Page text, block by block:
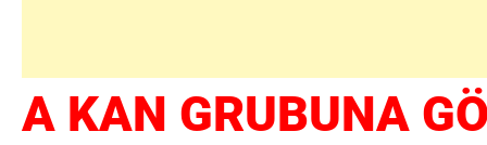
A KAN GRUBUNA